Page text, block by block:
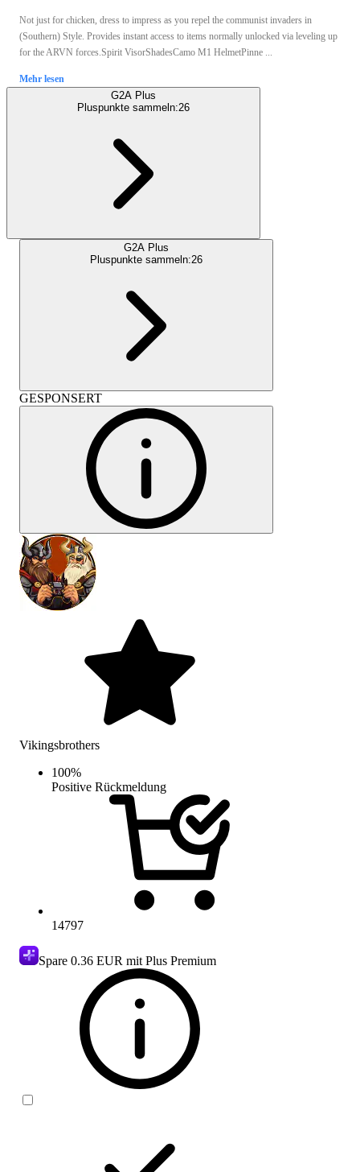
Not just for chicken, dress to impress as you repel the communist invaders in
(Southern) Style. Provides instant access to items normally unlocked via leveling up
for the ARVN forces.Spirit VisorShadesCamo M1 HelmetPinne ...
Mehr lesen
G2A Plus
Pluspunkte sammeln:26
G2A Plus
Pluspunkte sammeln:26
GESPONSERT
Vikingsbrothers
100%
Positive Rückmeldung
14797
Spare 0.36 EUR mit Plus Premium